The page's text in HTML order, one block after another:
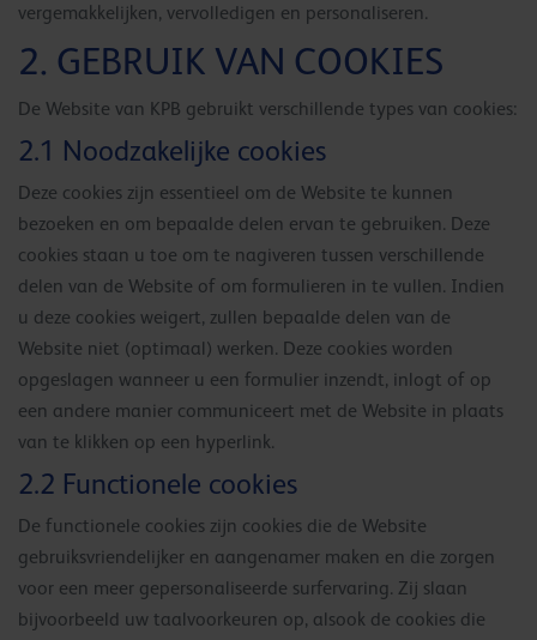
vergemakkelijken, vervolledigen en personaliseren.
2. GEBRUIK VAN COOKIES
De Website van KPB gebruikt verschillende types van cookies:
2.1 Noodzakelijke cookies
Deze cookies zijn essentieel om de Website te kunnen
bezoeken en om bepaalde delen ervan te gebruiken. Deze
cookies staan u toe om te nagiveren tussen verschillende
delen van de Website of om formulieren in te vullen. Indien
u deze cookies weigert, zullen bepaalde delen van de
Website niet (optimaal) werken. Deze cookies worden
opgeslagen wanneer u een formulier inzendt, inlogt of op
een andere manier communiceert met de Website in plaats
van te klikken op een hyperlink.
2.2 Functionele cookies
De functionele cookies zijn cookies die de Website
gebruiksvriendelijker en aangenamer maken en die zorgen
voor een meer gepersonaliseerde surfervaring. Zij slaan
bijvoorbeeld uw taalvoorkeuren op, alsook de cookies die